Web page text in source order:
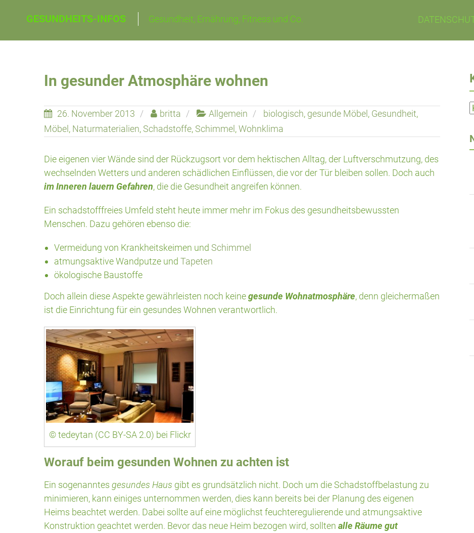
GESUNDHEITS-INFOS Gesundheit, Ernährung, Fitness und Co.
In gesunder Atmosphäre wohnen
26. November 2013 britta Allgemein biologisch, gesunde Möbel , Gesundheit,
Möbel , Naturmaterialien, Schadstoffe, Schimmel ,Wohnklima
Die eigenen vier Wände sind der Rückzugsort vor dem hektischen Alltag, der Luftverschmutzung, des
wechselnden Wetters und anderen schädlichen Einflüssen, die vor der Tür bleiben sollen. Doch auch
im Inneren lauern Gefahren, die die Gesundheit angreifen können.
Ein schadstofffreies Umfeld steht heute immer mehr im Fokus des gesundheitsbewussten
Menschen. Dazu gehören ebenso die:
Vermeidung von Krankheitskeimen und Schimmel
atmungsaktive Wandputze und Tapeten
ökologische Baustoffe
Doch allein diese Aspekte gewährleisten noch keinegesunde Wohnatmosphäre, denn gleichermaßen
ist die Einrichtung für ein gesundes Wohnen verantwortlich.
© tedeytan (CC BY-SA 2.0) bei Flickr
Worauf beim gesunden Wohnen zu achten ist
Ein sogenanntes gesundes Haus gibt es grundsätzlich nicht. Doch um die Schadstoffbelastung zu
minimieren, kann einiges unternommen werden, dies kann bereits bei der Planung des eigenen
Heims beachtet werden. Dabei sollte auf eine möglichst feuchteregulierende und atmungsaktive
Konstruktion geachtet werden. Bevor das neue Heim bezogen wird, sollten alle Räume gut